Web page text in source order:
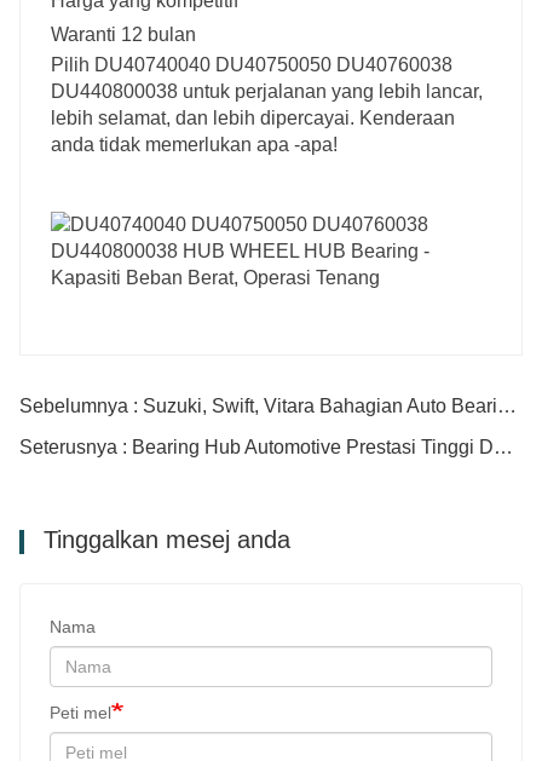
Waranti 12 bulan
Pilih DU40740040 DU40750050 DU40760038
DU440800038 untuk perjalanan yang lebih lancar,
lebih selamat, dan lebih dipercayai. Kenderaan
anda tidak memerlukan apa -apa!
Sebelumnya : Suzuki, Swift, Vitara Bahagian Auto Bearing DU39740039 DU40680042 DU40720037 DU40730055
Seterusnya : Bearing Hub Automotive Prestasi Tinggi DU40800045/44 DU40850052/42.5NS DU41680040/35
Tinggalkan mesej anda
Nama
Peti mel